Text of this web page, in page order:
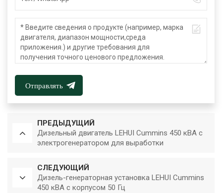
Отправлять
ПРЕДЫДУЩИЙ
Дизельный двигатель LEHUI Cummins 450 кВА с
электрогенератором для выработки
СЛЕДУЮЩИЙ
Дизель-генераторная установка LEHUI Cummins
450 кВА с корпусом 50 Гц